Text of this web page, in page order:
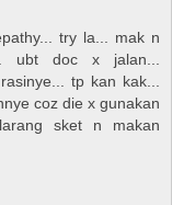
try la... mak n
ubt doc x jalan...
tp kan kak...
coz die x gunakan
sket n makan